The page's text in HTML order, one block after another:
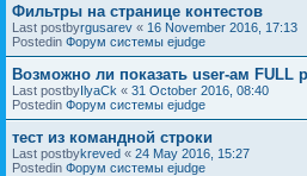
Фильтры на странице контестов
Last postbyrgusarev « 16 November 2016, 17:13
Postedin Форум системы ejudge
Возможно ли показать user-ам FULL
Last postbyIlyaCk « 31 October 2016, 08:40
Postedin Форум системы ejudge
тест из командной строки
Last postbykreved « 24 May 2016, 15:27
Postedin Форум системы ejudge